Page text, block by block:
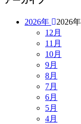
2026年
2026年
12月
11月
10月
9月
8月
7月
6月
5月
4月